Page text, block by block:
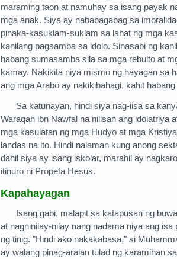
maraming taon at namuhay sa isang payak
mga anak. Siya ay nababagabag sa
pinaka-kasuklam-suklam sa lahat ng mga
kanilang pagsamba sa idolo. Sinasabi ng
habang sumasamba sila sa mga rebulto at
kamay. Nakikita niya mismo ng hayagan sa
ang mga Arabo ay nakikibahagi, kahit
Sa katunayan, hindi siya nag-iisa sa
Waraqah ibn Nawfal na nilisan ang idolatriya
mga kasulatan ng mga Hudyo at mga
landas na ito. Hindi nalaman kung anong
dahil siya ay isang iskolar, marahil ay
itinuro ni Propeta Hesus.
Kapahayagan
Isang gabi, malapit sa katapusan ng
at nagninilay-nilay nang nadama niya ang
ng tinig. "Hindi ako nakakabasa," si
ay walang pinag-aralan tulad ng karamihan